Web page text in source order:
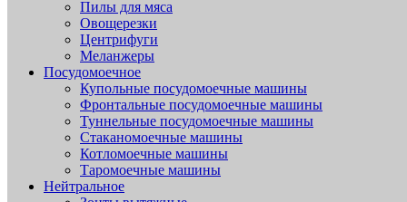
Пилы для мяса
Овощерезки
Центрифуги
Меланжеры
Посудомоечное
Купольные посудомоечные машины
Фронтальные посудомоечные машины
Туннельные посудомоечные машины
Стаканомоечные машины
Котломоечные машины
Таромоечные машины
Нейтральное